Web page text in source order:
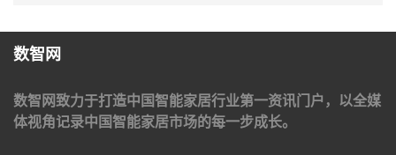
数智网
数智网致力于打造中国智能家居行业第一资讯门户，以全媒
体视角记录中国智能家居市场的每一步成长。